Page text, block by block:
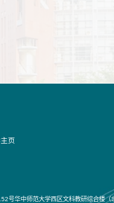
页
号华中师范大学西区文科教研综合楼（